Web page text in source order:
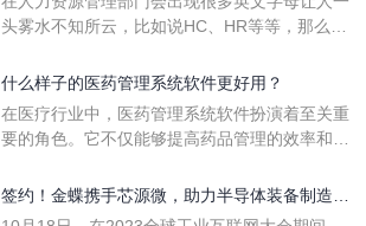
头雾水不知所云，比如说HC、HR等等，那么它
么呢？
什么样子的医药管理系统软件更好用？
在医疗行业中，医药管理系统软件扮演着至关重
要的角色。它不仅能够提高药品管理的效率和准
一个好用的医药管理系统软件应具备以下特点。
签约！金蝶携手芯源微，助力半导体装备制造领
先企业迈向世界